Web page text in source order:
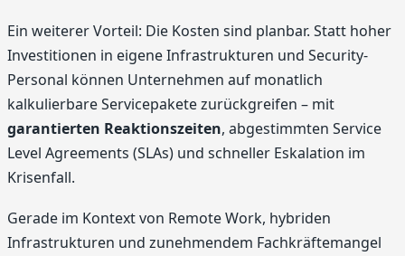
Ein weiterer Vorteil: Die Kosten sind planbar. Statt hoher
Investitionen in eigene Infrastrukturen und Security-
Personal können Unternehmen auf monatlich
kalkulierbare Servicepakete zurückgreifen – mit
garantierten Reaktionszeiten, abgestimmten Service
Level Agreements (SLAs) und schneller Eskalation im
Krisenfall.
Gerade im Kontext von Remote Work, hybriden
Infrastrukturen und zunehmendem Fachkräftemangel